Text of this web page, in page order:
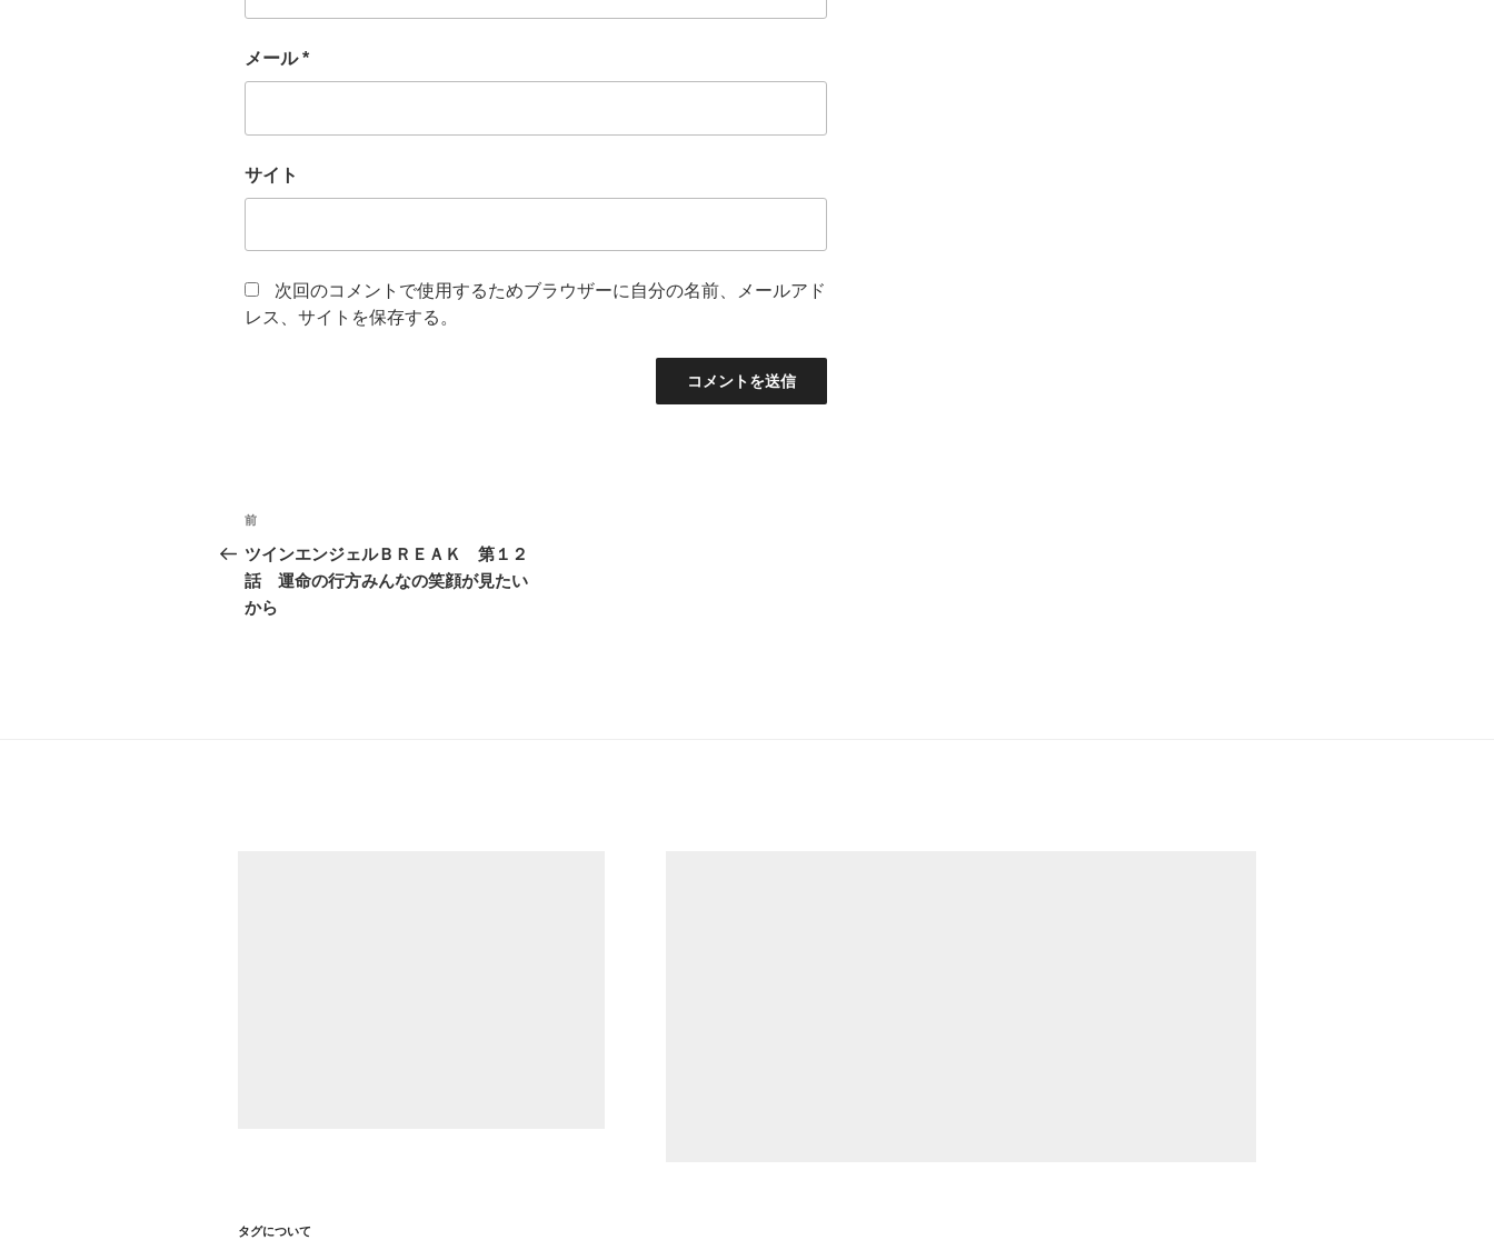
メール*
サイト
次回のコメントで使用するためブラウザーに自分の名前、メールアド
レス、サイトを保存する。
投
稿
ナ
過
去
の
投
前
ツインエンジェルＢＲＥＡＫ 第１２
話 運命の行方みんなの笑顔が見たい
から
タグについて